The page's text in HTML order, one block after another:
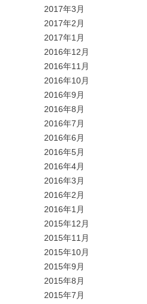
2017年3月
2017年2月
2017年1月
2016年12月
2016年11月
2016年10月
2016年9月
2016年8月
2016年7月
2016年6月
2016年5月
2016年4月
2016年3月
2016年2月
2016年1月
2015年12月
2015年11月
2015年10月
2015年9月
2015年8月
2015年7月